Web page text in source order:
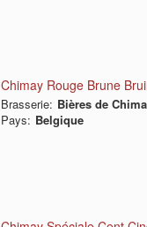
Chimay Rouge Brune
Brasserie: Bières de
Pays: Belgique